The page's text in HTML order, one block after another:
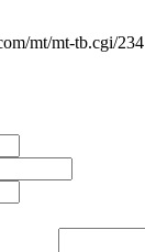
mt/mt-tb.cgi/234